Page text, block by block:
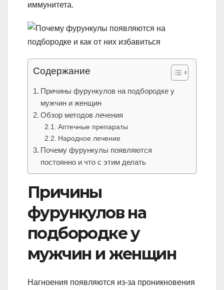
иммунитета.
Содержание
Причины фурункулов на подбородке у
мужчин и женщин
Обзор методов лечения
Аптечные препараты
Народное лечение
Почему фурункулы появляются
постоянно и что с этим делать
Причины
фурункулов на
подбородке у
мужчин и женщин
Нагноения появляются из-за проникновения